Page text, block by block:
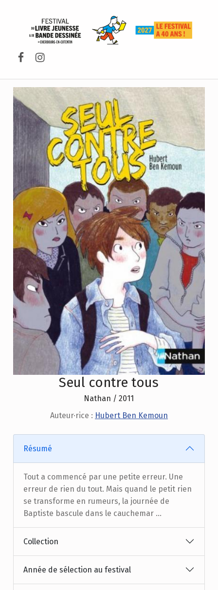
Facebook
Instagram
Seul contre tous
Nathan / 2011
Auteur·rice : Hubert Ben Kemoun
Résumé
Tout a commencé par une petite erreur. Une
erreur de rien du tout. Mais quand le petit rien
se transforme en rumeurs, la journée de
Baptiste bascule dans le cauchemar …
Collection
Année de sélection au festival